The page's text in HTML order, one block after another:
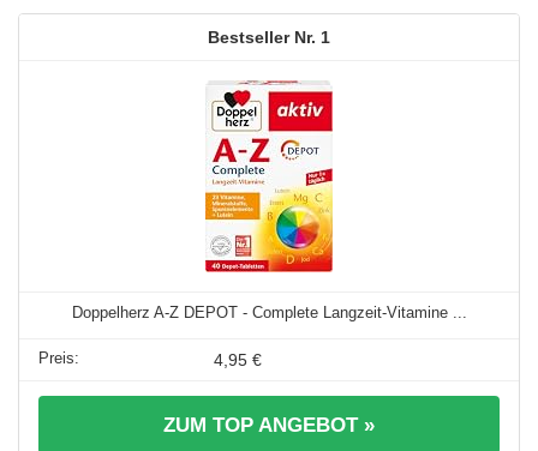
1
Doppelherz A-Z DEPOT - Complete Langzeit-Vitamine ...
4,95 €
ZUM TOP ANGEBOT »